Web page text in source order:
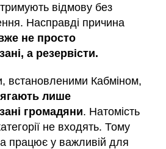
відмову без
Насправді причина
не просто
а резервісти.
встановленими Кабміном,
лише
громадяни. Натомість
не входять. Тому
працює у важливій для